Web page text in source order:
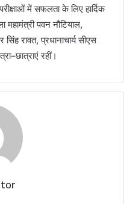
में सफलता के लिए हार्दिक
पवन नौटियाल,
सिंह रावत, प्रधानाचार्य सीएस
रहीं।